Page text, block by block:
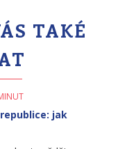
TAKÉ
jak